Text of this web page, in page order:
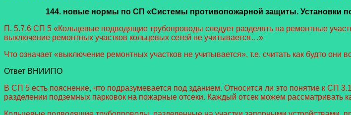
144. новые нормы по СП «Системы противопожарной защиты. Установки
П. 5.7.6 СП 5 «Кольцевые подводящие трубопроводы следует разделять на ремонтные
выключение ремонтных участков кольцевых сетей не учитывается…»
Что означает «выключение ремонтных участков не учитывается», т.е. считать как будто они
Ответ ВНИИПО
В СП 5 есть пояснение, что подразумевается под зданием. Относится ли это понятие к
разделении подземных парковок на пожарные отсеки. Каждый отсек можем рассматривать